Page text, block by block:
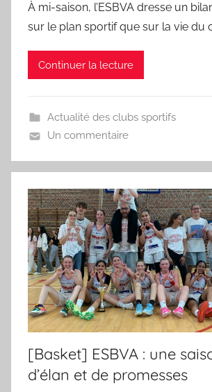
r
S
p
a
a
À mi-saison, l’ESBVA dresse un
sur le plan sportif que sur la vie du
Continuer la lecture
Actualité des clubs sportifs
Un commentaire
[Basket] ESBVA : une
d’élan et de promesses